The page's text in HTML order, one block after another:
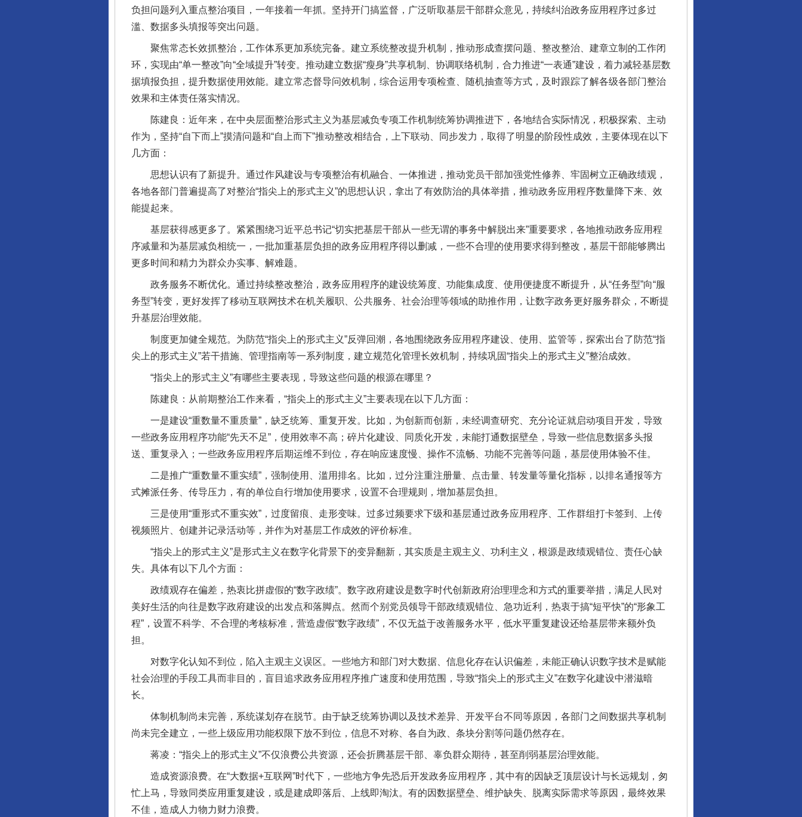
负担问题列入重点整治项目，一年接着一年抓。坚持开门搞监督，广泛听取基层干部群众意见，持续纠治政务应用程序过多过
滥、数据多头填报等突出问题。
聚焦常态长效抓整治，工作体系更加系统完备。建立系统整改提升机制，推动形成查摆问题、整改整治、建章立制的工作闭
环，实现由“单一整改”向“全域提升”转变。推动建立数据“瘦身”共享机制、协调联络机制，合力推进“一表通”建设，着力减轻基层数
据填报负担，提升数据使用效能。建立常态督导问效机制，综合运用专项检查、随机抽查等方式，及时跟踪了解各级各部门整治
效果和主体责任落实情况。
陈建良：近年来，在中央层面整治形式主义为基层减负专项工作机制统筹协调推进下，各地结合实际情况，积极探索、主动
作为，坚持“自下而上”摸清问题和“自上而下”推动整改相结合，上下联动、同步发力，取得了明显的阶段性成效，主要体现在以下
几方面：
思想认识有了新提升。通过作风建设与专项整治有机融合、一体推进，推动党员干部加强党性修养、牢固树立正确政绩观，
各地各部门普遍提高了对整治“指尖上的形式主义”的思想认识，拿出了有效防治的具体举措，推动政务应用程序数量降下来、效
能提起来。
基层获得感更多了。紧紧围绕习近平总书记“切实把基层干部从一些无谓的事务中解脱出来”重要要求，各地推动政务应用程
序减量和为基层减负相统一，一批加重基层负担的政务应用程序得以删减，一些不合理的使用要求得到整改，基层干部能够腾出
更多时间和精力为群众办实事、解难题。
政务服务不断优化。通过持续整改整治，政务应用程序的建设统筹度、功能集成度、使用便捷度不断提升，从“任务型”向“服
务型”转变，更好发挥了移动互联网技术在机关履职、公共服务、社会治理等领域的助推作用，让数字政务更好服务群众，不断提
升基层治理效能。
制度更加健全规范。为防范“指尖上的形式主义”反弹回潮，各地围绕政务应用程序建设、使用、监管等，探索出台了防范“指
尖上的形式主义”若干措施、管理指南等一系列制度，建立规范化管理长效机制，持续巩固“指尖上的形式主义”整治成效。
“指尖上的形式主义”有哪些主要表现，导致这些问题的根源在哪里？
陈建良：从前期整治工作来看，“指尖上的形式主义”主要表现在以下几方面：
一是建设“重数量不重质量”，缺乏统筹、重复开发。比如，为创新而创新，未经调查研究、充分论证就启动项目开发，导致
一些政务应用程序功能“先天不足”，使用效率不高；碎片化建设、同质化开发，未能打通数据壁垒，导致一些信息数据多头报
送、重复录入；一些政务应用程序后期运维不到位，存在响应速度慢、操作不流畅、功能不完善等问题，基层使用体验不佳。
二是推广“重数量不重实绩”，强制使用、滥用排名。比如，过分注重注册量、点击量、转发量等量化指标，以排名通报等方
式摊派任务、传导压力，有的单位自行增加使用要求，设置不合理规则，增加基层负担。
三是使用“重形式不重实效”，过度留痕、走形变味。过多过频要求下级和基层通过政务应用程序、工作群组打卡签到、上传
视频照片、创建并记录活动等，并作为对基层工作成效的评价标准。
“指尖上的形式主义”是形式主义在数字化背景下的变异翻新，其实质是主观主义、功利主义，根源是政绩观错位、责任心缺
失。具体有以下几个方面：
政绩观存在偏差，热衷比拼虚假的“数字政绩”。数字政府建设是数字时代创新政府治理理念和方式的重要举措，满足人民对
美好生活的向往是数字政府建设的出发点和落脚点。然而个别党员领导干部政绩观错位、急功近利，热衷于搞“短平快”的“形象工
程”，设置不科学、不合理的考核标准，营造虚假“数字政绩”，不仅无益于改善服务水平，低水平重复建设还给基层带来额外负
担。
对数字化认知不到位，陷入主观主义误区。一些地方和部门对大数据、信息化存在认识偏差，未能正确认识数字技术是赋能
社会治理的手段工具而非目的，盲目追求政务应用程序推广速度和使用范围，导致“指尖上的形式主义”在数字化建设中潜滋暗
长。
体制机制尚未完善，系统谋划存在脱节。由于缺乏统筹协调以及技术差异、开发平台不同等原因，各部门之间数据共享机制
尚未完全建立，一些上级应用功能权限下放不到位，信息不对称、各自为政、条块分割等问题仍然存在。
蒋凌：“指尖上的形式主义”不仅浪费公共资源，还会折腾基层干部、辜负群众期待，甚至削弱基层治理效能。
造成资源浪费。在“大数据+互联网”时代下，一些地方争先恐后开发政务应用程序，其中有的因缺乏顶层设计与长远规划，匆
忙上马，导致同类应用重复建设，或是建成即落后、上线即淘汰。有的因数据壁垒、维护缺失、脱离实际需求等原因，最终效果
不佳，造成人力物力财力浪费。